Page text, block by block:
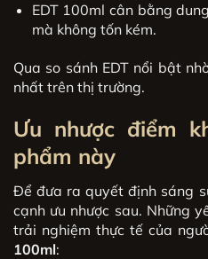
EDT 100ml cân bằng
mà không tốn kém.
Qua so sánh EDT nổi bật
nhất trên thị trường.
Ưu nhược điểm
phẩm này
Để đưa ra quyết định sáng
cạnh ưu nhược sau. Những
trải nghiệm thực tế của
100ml: